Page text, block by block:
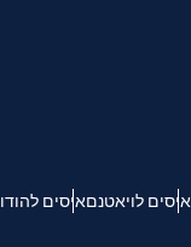
איסים לויאטנםאיסים להודו